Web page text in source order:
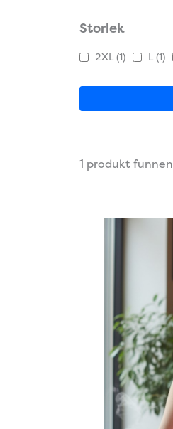
Storlek
2XL (1) L (1)
1 produkt funnen